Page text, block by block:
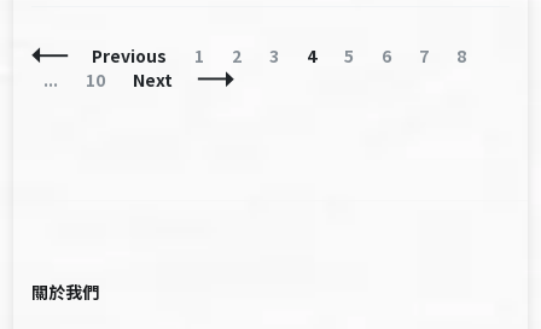
Posts
Navigation
Previous Page
1 Page
2 Page
3 Page
4 Page
5 Page
6 Page
7 Page
8
...
Page
10 Next
關於我們